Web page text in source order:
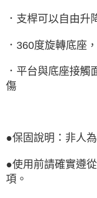
．支桿可以自由升
．360度旋轉底座
．平台與底座接觸
傷
●保固說明：非人
●使用前請確實遵
項。